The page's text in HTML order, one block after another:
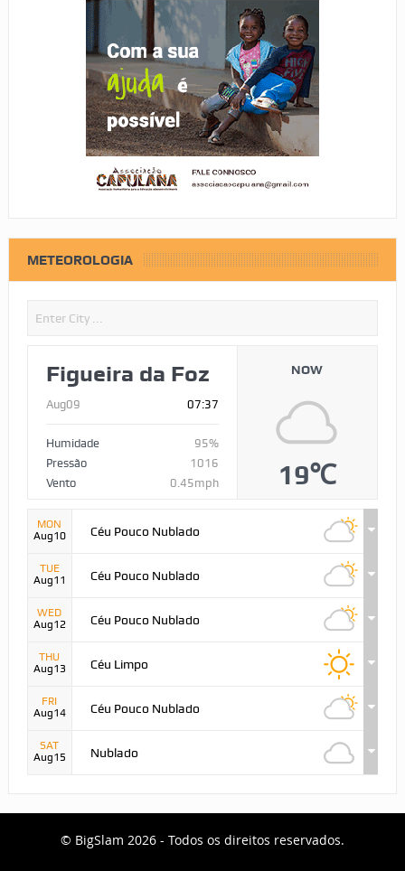
METEOROLOGIA
Figueira da Foz
Aug09 07:37
Humidade
95%
Pressão
1016
Vento
0.45mph
NOW
19℃
MON
Aug10
Céu Pouco Nublado
TUE
Aug11
Céu Pouco Nublado
WED
Aug12
Céu Pouco Nublado
THU
Aug13
Céu Limpo
FRI
Aug14
Céu Pouco Nublado
SAT
Aug15
Nublado
© BigSlam 2026 - Todos os direitos reservados.